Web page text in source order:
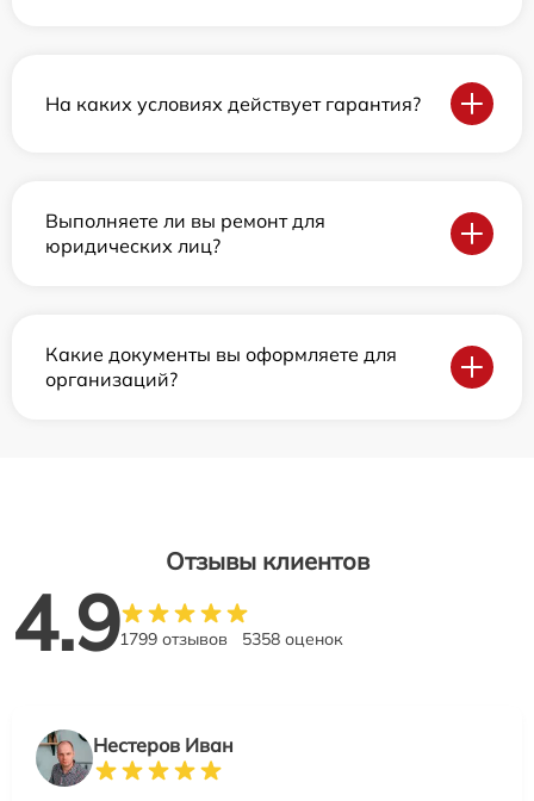
На каких условиях действует гарантия?
Выполняете ли вы ремонт для
юридических лиц?
Какие документы вы оформляете для
организаций?
Отзывы клиентов
4.91799 отзывов 5358 оценок
Нестеров Иван